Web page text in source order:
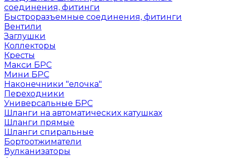
соединения, фитинги
Быстроразъемные соединения, фитинги
Вентили
Заглушки
Коллекторы
Кресты
Макси БРС
Мини БРС
Наконечники "елочка"
Переходники
Универсальные БРС
Шланги на автоматических катушках
Шланги прямые
Шланги спиральные
Бортоотжиматели
Вулканизаторы